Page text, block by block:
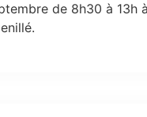
de 8h30 à 13h